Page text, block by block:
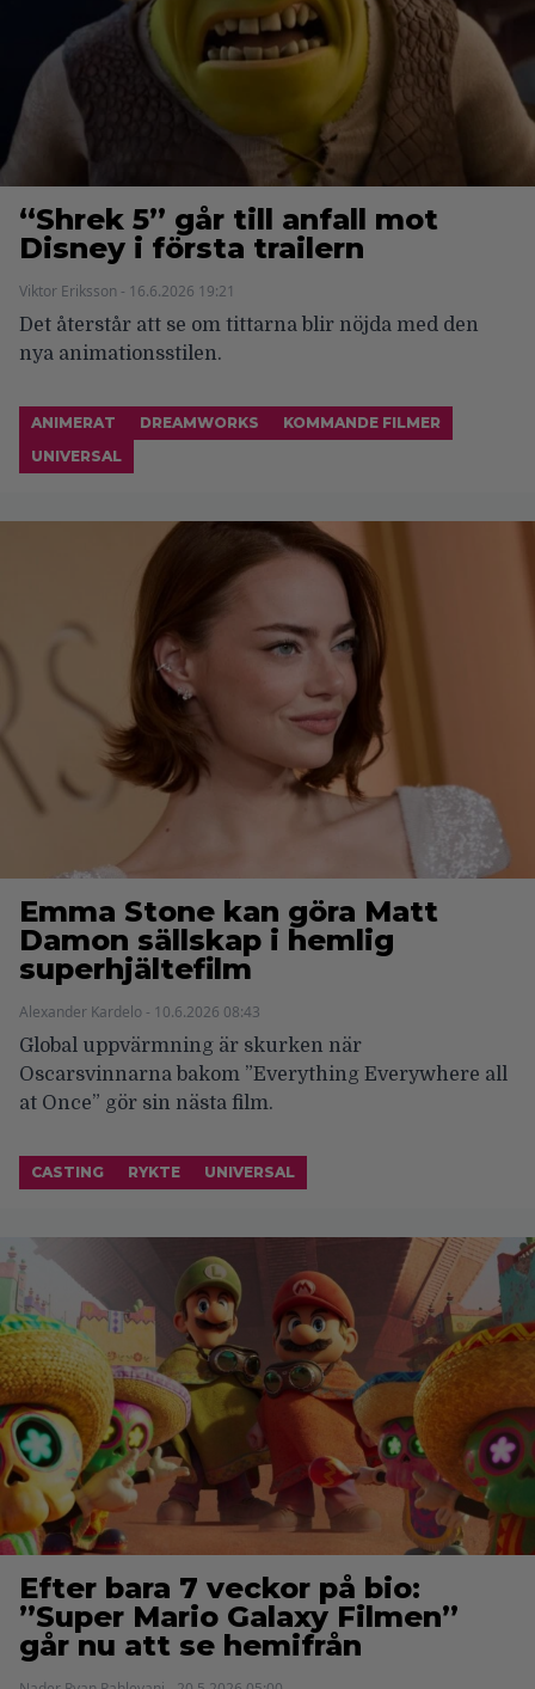
“Shrek 5” går till anfall mot
Disney i första trailern
Viktor Eriksson - 16.6.2026 19:21
Det återstår att se om tittarna blir nöjda med den
nya animationsstilen.
ANIMERAT DREAMWORKS
KOMMANDE FILMER
UNIVERSAL
Emma Stone kan göra Matt
Damon sällskap i hemlig
superhjältefilm
Alexander Kardelo - 10.6.2026 08:43
Global uppvärmning är skurken när
Oscarsvinnarna bakom ”Everything Everywhere all
at Once” gör sin nästa film.
CASTING RYKTE UNIVERSAL
Efter bara 7 veckor på bio:
”Super Mario Galaxy Filmen”
går nu att se hemifrån